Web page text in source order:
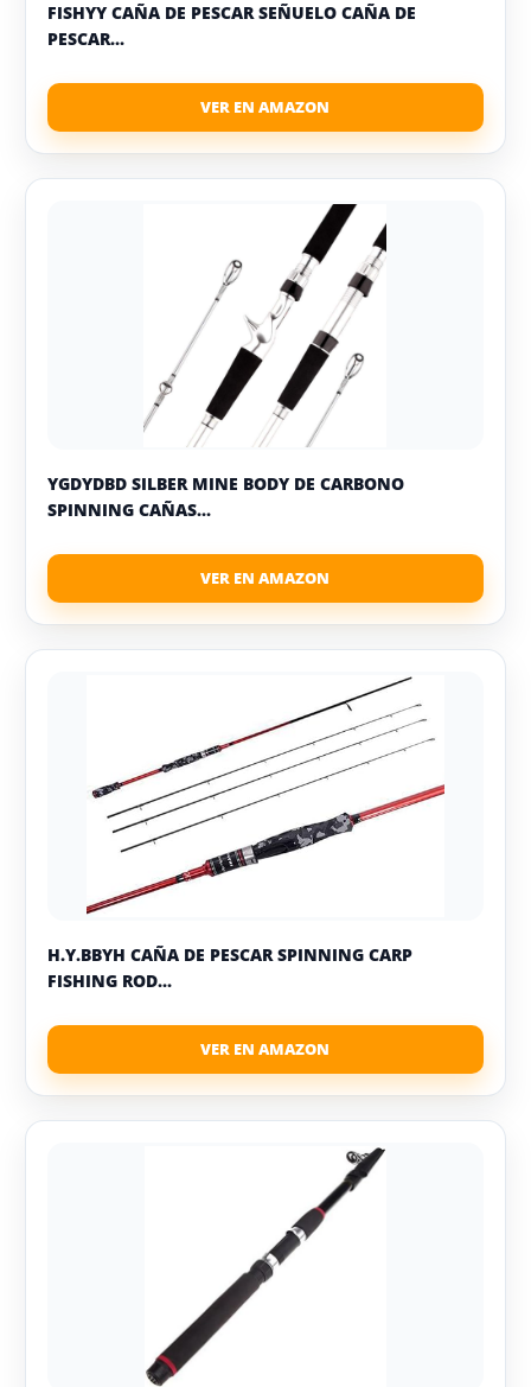
FISHYY CAÑA DE PESCAR SEÑUELO CAÑA DE
PESCAR...
YGDYDBD SILBER MINE BODY DE CARBONO
SPINNING CAÑAS...
H.Y.BBYH CAÑA DE PESCAR SPINNING CARP
FISHING ROD...